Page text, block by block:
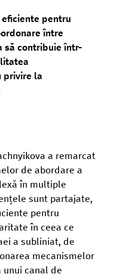
pentru
între
să contribuie într-
privire la
a remarcat
de abordare a
în multiple
sunt partajate,
pentru
în ceea ce
a subliniat, de
mecanismelor
canal de